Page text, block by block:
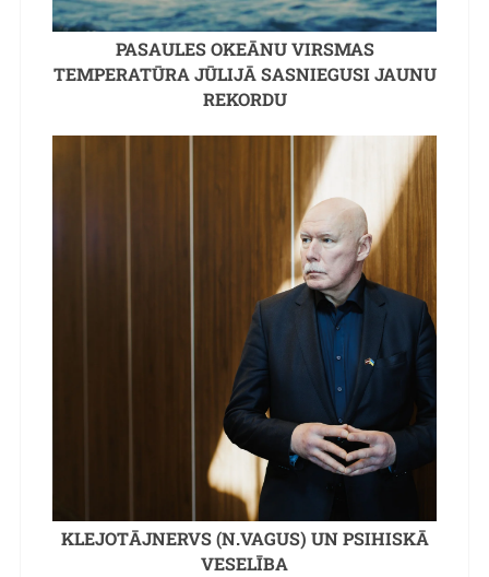
PASAULES OKEĀNU VIRSMAS
TEMPERATŪRA JŪLIJĀ SASNIEGUSI JAUNU
REKORDU
KLEJOTĀJNERVS (N.VAGUS) UN PSIHISKĀ
VESELĪBA